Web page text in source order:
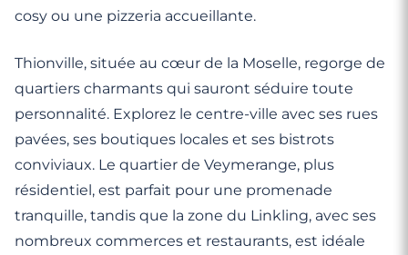
cosy ou une pizzeria accueillante.
Thionville, située au cœur de la Moselle, regorge de
quartiers charmants qui sauront séduire toute
personnalité. Explorez le centre-ville avec ses rues
pavées, ses boutiques locales et ses bistrots
conviviaux. Le quartier de Veymerange, plus
résidentiel, est parfait pour une promenade
tranquille, tandis que la zone du Linkling, avec ses
nombreux commerces et restaurants, est idéale